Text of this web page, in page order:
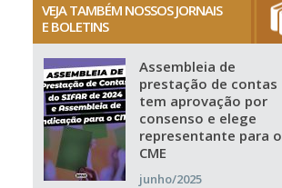
VEJA TAMBÉM NOSSOS JORNAIS
E BOLETINS
Assembleia de
prestação de contas
tem aprovação por
consenso e elege
representante para o
CME
junho/2025